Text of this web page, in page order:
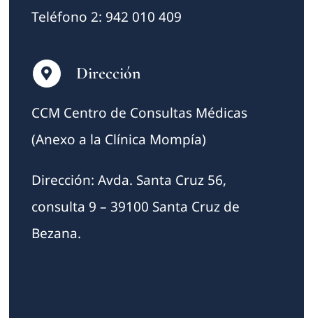
Teléfono 2: 942 010 409
Dirección
CCM Centro de Consultas Médicas
(Anexo a la Clínica Mompía)
Dirección: Avda. Santa Cruz 56,
consulta 9 – 39100 Santa Cruz de
Bezana.